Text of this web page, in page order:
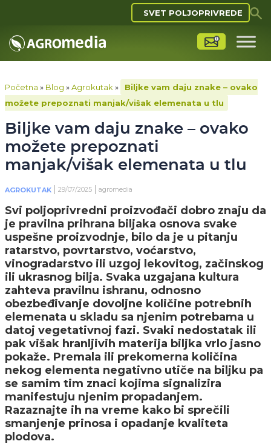
SVET POLJOPRIVREDE
Početna » Blog »Agrokutak »
Biljke vam daju znake – ovako
možete prepoznati manjak/višak elemenata u tlu
Biljke vam daju znake – ovako
možete prepoznati
manjak/višak elemenata u tlu
AGROKUTAK 29/07/2025 agromedia
Svi poljoprivredni proizvođači dobro znaju da
je pravilna prihrana biljaka osnova svake
uspešne proizvodnje, bilo da je u pitanju
ratarstvo, povrtarstvo, voćarstvo,
vinogradarstvo ili uzgoj lekovitog, začinskog
ili ukrasnog bilja. Svaka uzgajana kultura
zahteva pravilnu ishranu, odnosno
obezbeđivanje dovoljne količine potrebnih
elemenata u skladu sa njenim potrebama u
datoj vegetativnoj fazi. Svaki nedostatak ili
pak višak hranljivih materija biljka vrlo jasno
pokaže. Premala ili prekomerna količina
nekog elementa negativno utiče na biljku pa
se samim tim znaci kojima signalizira
manifestuju njenim propadanjem.
Razaznajte ih na vreme kako bi sprečili
smanjenje prinosa i opadanje kvaliteta
plodova.